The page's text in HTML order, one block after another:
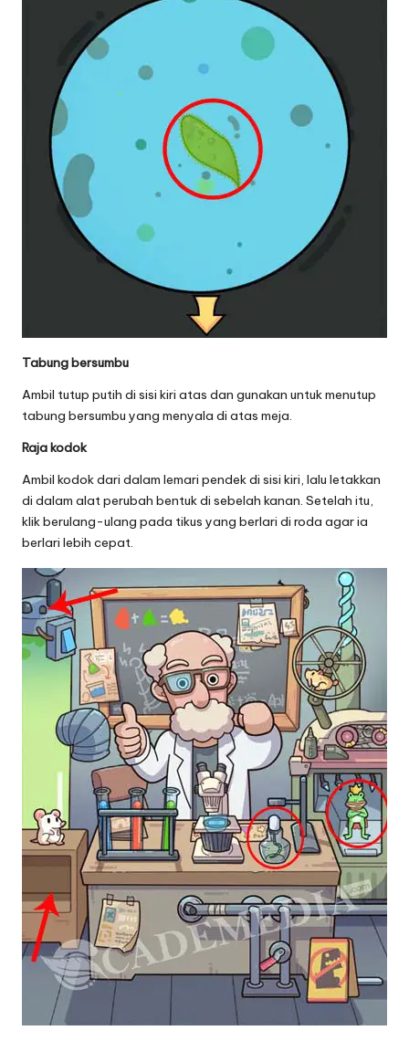
Tabung bersumbu
Ambil tutup putih di sisi kiri atas dan gunakan untuk menutup
tabung bersumbu yang menyala di atas meja.
Raja kodok
Ambil kodok dari dalam lemari pendek di sisi kiri, lalu letakkan
di dalam alat perubah bentuk di sebelah kanan. Setelah itu,
klik berulang-ulang pada tikus yang berlari di roda agar ia
berlari lebih cepat.